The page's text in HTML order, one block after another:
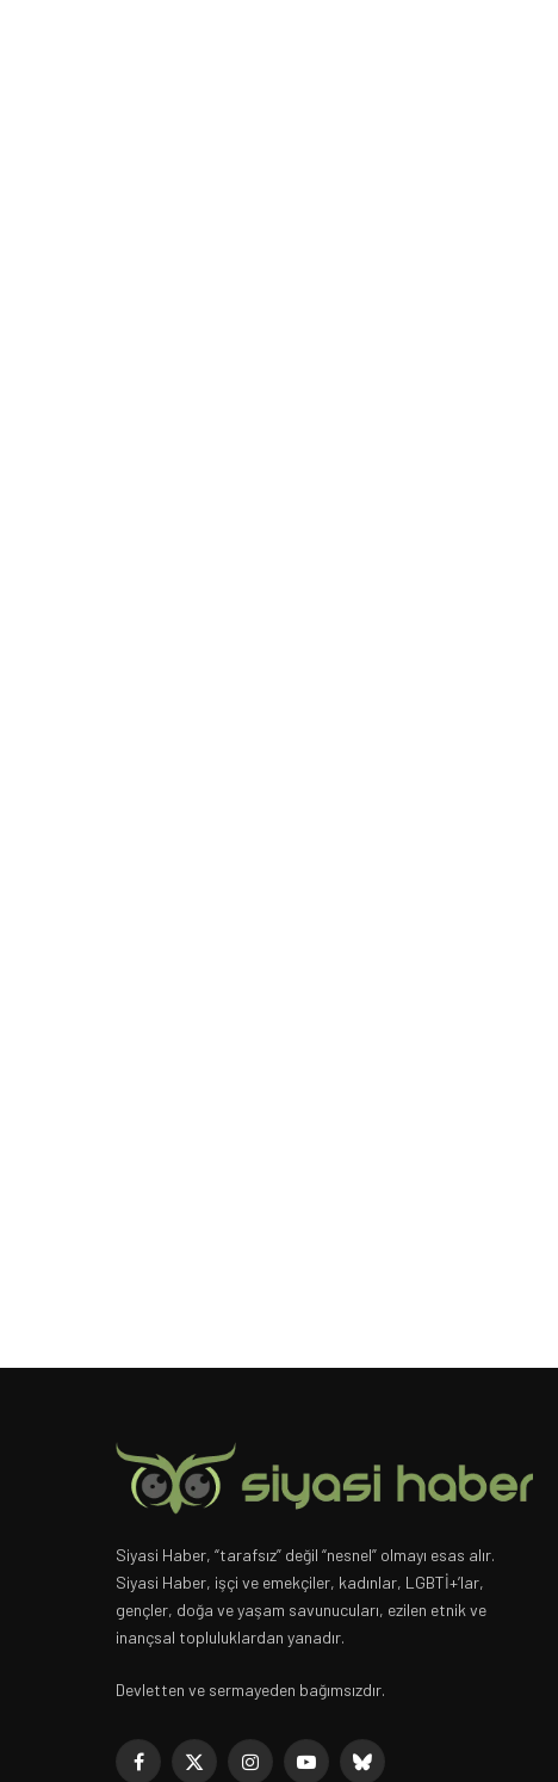
Siyasi Haber, “tarafsız” değil “nesnel” olmayı esas alır.
Siyasi Haber, işçi ve emekçiler, kadınlar, LGBTİ+’lar,
gençler, doğa ve yaşam savunucuları, ezilen etnik ve
inançsal topluluklardan yanadır.
Devletten ve sermayeden bağımsızdır.
Facebook
X InstagramYouTubeBluesky